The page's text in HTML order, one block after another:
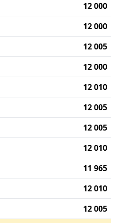
12 000
12 000
12 005
12 000
12 010
12 005
12 005
12 010
11 965
12 010
12 005